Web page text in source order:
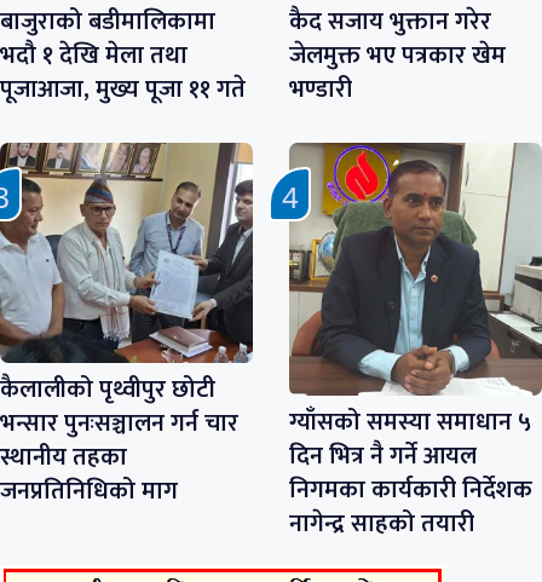
बाजुराको बडीमालिकामा
भदौ १ देखि मेला तथा
पूजाआजा, मुख्य पूजा ११ गते
कैद सजाय भुक्तान गरेर
जेलमुक्त भए पत्रकार खेम
भण्डारी
कैलालीको पृथ्वीपुर छोटी
भन्सार पुनःसञ्चालन गर्न चार
स्थानीय तहका
जनप्रतिनिधिको माग
ग्याँसको समस्या समाधान ५
दिन भित्र नै गर्ने आयल
निगमका कार्यकारी निर्देशक
नागेन्द्र साहको तयारी